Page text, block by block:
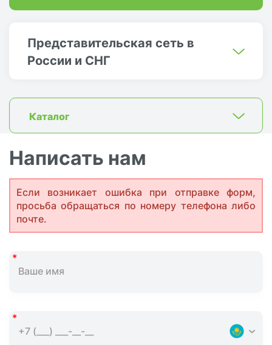
Представительская сеть в
России и СНГ
Каталог
Написать нам
Если возникает ошибка при отправке форм,
просьба обращаться по номеру телефона либо
почте.